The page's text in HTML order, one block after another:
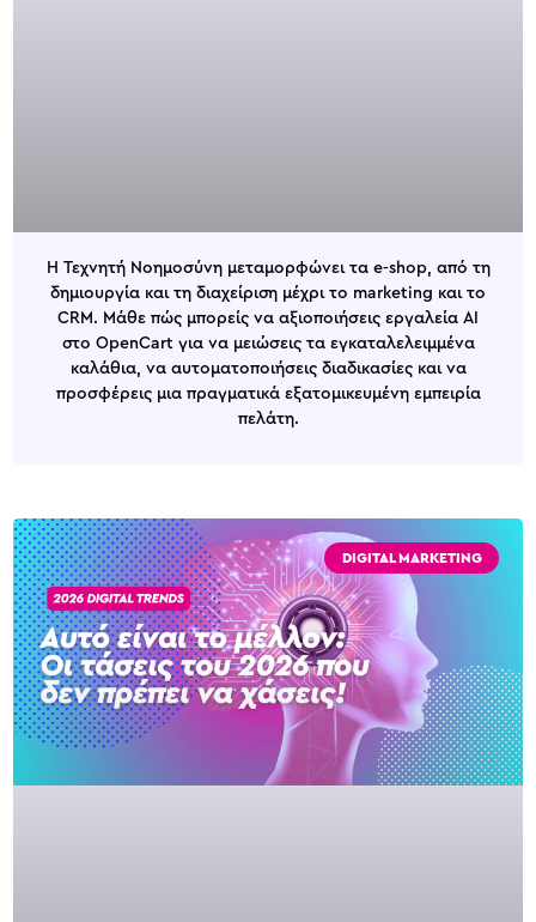
Η Τεχνητή Νοημοσύνη μεταμορφώνει τα e-shop, από τη
δημιουργία και τη διαχείριση μέχρι το marketing και το
CRM. Μάθε πώς μπορείς να αξιοποιήσεις εργαλεία AI
στο OpenCart για να μειώσεις τα εγκαταλελειμμένα
καλάθια, να αυτοματοποιήσεις διαδικασίες και να
προσφέρεις μια πραγματικά εξατομικευμένη εμπειρία
πελάτη.
DIGITAL MARKETING